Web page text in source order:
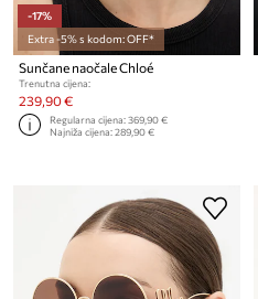
-17%
Extra -5% s kodom: OFF*
Sunčane naočale Chloé
Trenutna cijena:
239,90 €
Regularna cijena:369,90 €
Najniža cijena:289,90 €